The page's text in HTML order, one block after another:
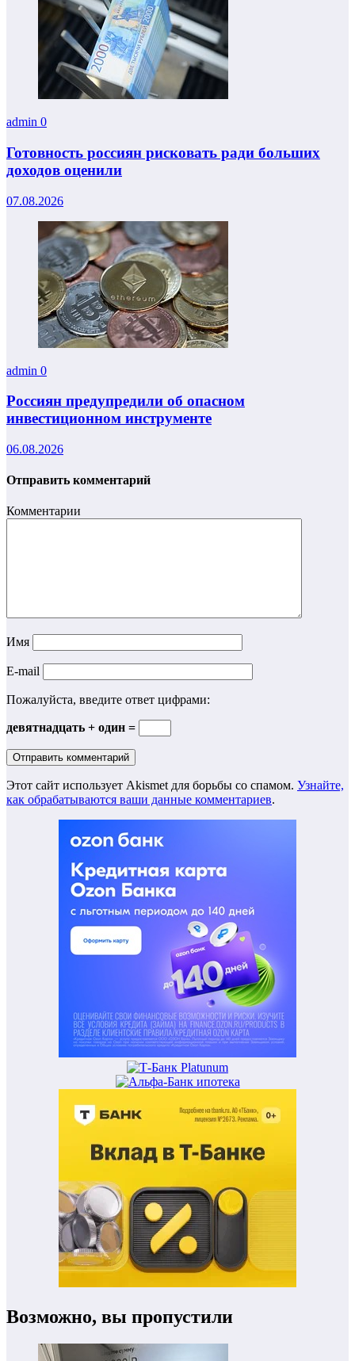
admin 0
Готовность россиян рисковать ради больших
доходов оценили
07.08.2026
admin 0
Россиян предупредили об опасном
инвестиционном инструменте
06.08.2026
Отправить комментарий
Комментарии
Имя
E-mail
Пожалуйста, введите ответ цифрами:
девятнадцать + один =
Этот сайт использует Akismet для борьбы со спамом. Узнайте,
как обрабатываются ваши данные комментариев.
Возможно, вы пропустили